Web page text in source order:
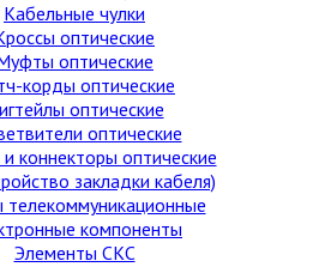
Кабельные чулки
оптические
оптические
корды оптические
оптические
оптические
и коннекторы оптические
закладки кабеля)
компоненты
Элементы СКС